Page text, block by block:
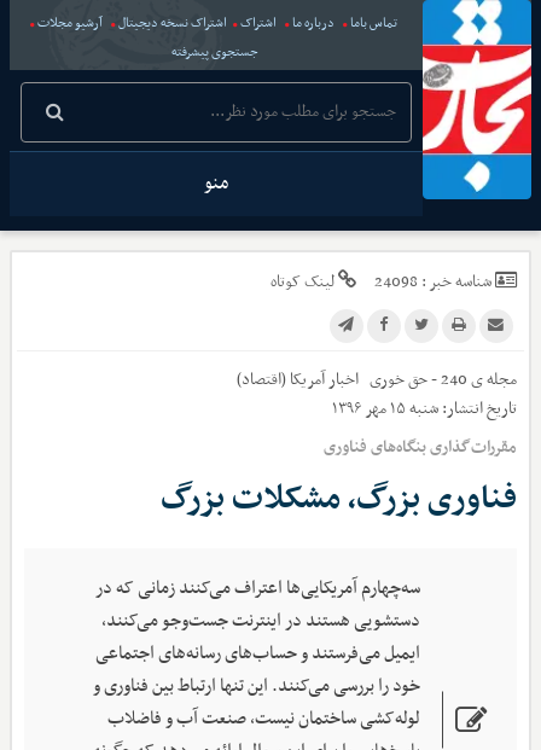
تماس باما درباره ما اشتراک اشتراک نسخه دیجیتال
آرشیو مجلات
جستجوی پیشرفته
منو
شناسه خبر : 24098 لینک کوتاه
مجله ی 240 - حق خوری اخبارآمریکا (اقتصاد)
تاریخ انتشار:شنبه ۱۵ مهر ۱۳۹۶
مقررات‌گذاری بنگاه‌های فناوری
فناوری بزرگ، مشکلات بزرگ
سه‌چهارم آمریکایی‌ها اعتراف می‌کنند زمانی که در
دستشویی هستند در اینترنت جست‌وجو می‌کنند،
ایمیل می‌فرستند و حساب‌های رسانه‌های اجتماعی
خود را بررسی می‌کنند. این تنها ارتباط بین فناوری و
لوله‌کشی ساختمان نیست، صنعت آب و فاضلاب